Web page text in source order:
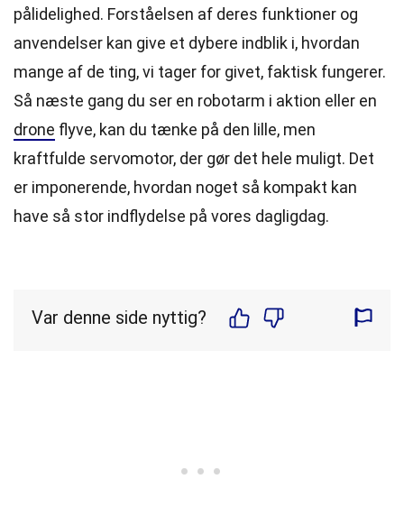
pålidelighed. Forståelsen af deres funktioner og
anvendelser kan give et dybere indblik i, hvordan
mange af de ting, vi tager for givet, faktisk fungerer.
Så næste gang du ser en robotarm i aktion eller en
drone flyve, kan du tænke på den lille, men
kraftfulde servomotor, der gør det hele muligt. Det
er imponerende, hvordan noget så kompakt kan
have så stor indflydelse på vores dagligdag.
Var denne side nyttig?